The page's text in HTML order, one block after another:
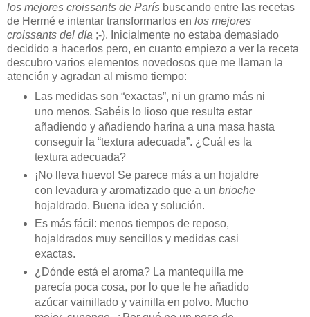
los mejores croissants de París buscando entre las recetas
de Hermé e intentar transformarlos en los mejores
croissants del día ;-). Inicialmente no estaba demasiado
decidido a hacerlos pero, en cuanto empiezo a ver la receta
descubro varios elementos novedosos que me llaman la
atención y agradan al mismo tiempo:
Las medidas son “exactas”, ni un gramo más ni
uno menos. Sabéis lo lioso que resulta estar
añadiendo y añadiendo harina a una masa hasta
conseguir la “textura adecuada”. ¿Cuál es la
textura adecuada?
¡No lleva huevo! Se parece más a un hojaldre
con levadura y aromatizado que a un brioche
hojaldrado. Buena idea y solución.
Es más fácil: menos tiempos de reposo,
hojaldrados muy sencillos y medidas casi
exactas.
¿Dónde está el aroma? La mantequilla me
parecía poca cosa, por lo que le he añadido
azúcar vainillado y vainilla en polvo. Mucho